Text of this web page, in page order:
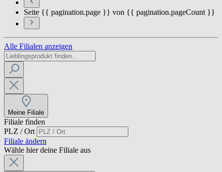
Seite {{ pagination.page }} von {{ pagination.pageCount }}
Alle Filialen anzeigen
Meine Filiale
Filiale finden
PLZ / Ort
Filiale ändern
Wähle hier deine Filiale aus